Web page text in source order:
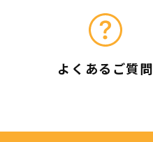
よくあるご質問